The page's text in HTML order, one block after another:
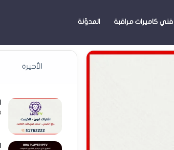
فني كاميرات مراقبة المدوّنة
الأخيرة